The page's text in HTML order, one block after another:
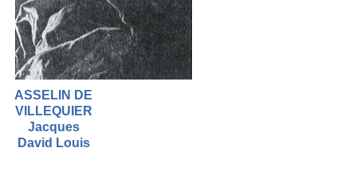
ASSELIN DE
VILLEQUIER
Jacques
David Louis